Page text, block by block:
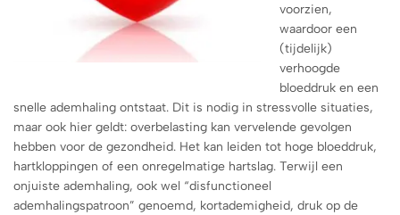
voorzien,
waardoor een
(tijdelijk)
verhoogde
bloeddruk en een
snelle ademhaling ontstaat. Dit is nodig in stressvolle situaties,
maar ook hier geldt: overbelasting kan vervelende gevolgen
hebben voor de gezondheid. Het kan leiden tot hoge bloeddruk,
hartkloppingen of een onregelmatige hartslag. Terwijl een
onjuiste ademhaling, ook wel “disfunctioneel
ademhalingspatroon” genoemd, kortademigheid, druk op de